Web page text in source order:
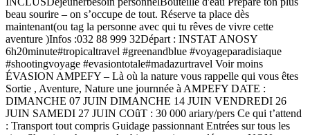
beau sourire – on s’occupe de tout. Réserve ta place dès
maintenant(ou tag la personne avec qui tu rêves de vivre cette
aventure )Infos :032 88 999 32Départ : INSTAT ANOSY
6h20minute#tropicaltravel #greenandblue #voyageparadisiaque
#shootingvoyage #evasiontotale#madazurtravel Voir moins
ÉVASION AMPEFY – Là où la nature vous rappelle qui vous êtes
Sortie , Aventure, Nature une journnée à AMPEFY DATE :
DIMANCHE 07 JUIN DIMANCHE 14 JUIN VENDREDI 26
JUIN SAMEDI 27 JUIN COûT : 30 000 ariary/pers Ce qui t’attend
: Transport tout compris Guidage passionnant Entrées sur tous les